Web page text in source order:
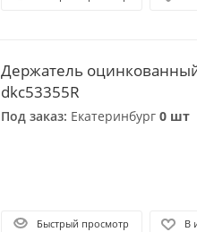
Держатель
dkc53355R
Под заказ: Екатеринбург 0 шт
Быстрый просмотр В